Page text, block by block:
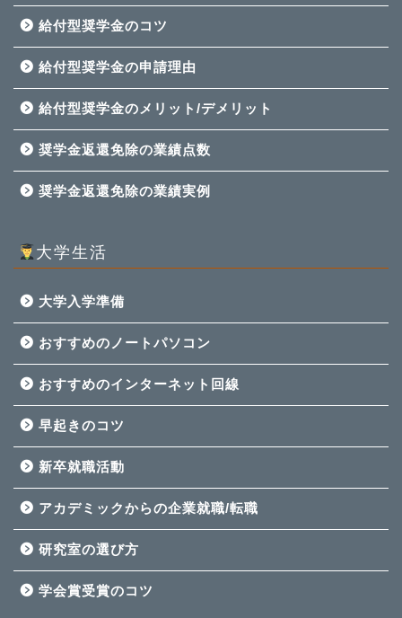
給付型奨学金のコツ
給付型奨学金の申請理由
給付型奨学金のメリット/デメリット
奨学金返還免除の業績点数
奨学金返還免除の業績実例
大学生活
大学入学準備
おすすめのノートパソコン
おすすめのインターネット回線
早起きのコツ
新卒就職活動
アカデミックからの企業就職/転職
研究室の選び方
学会賞受賞のコツ